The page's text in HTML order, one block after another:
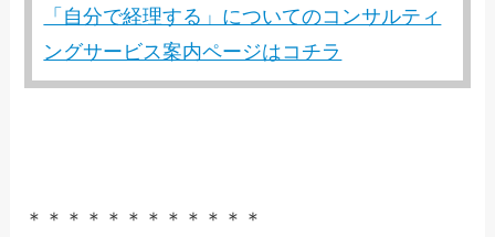
「自分で経理する」についてのコンサルティ
ングサービス案内ページはコチラ
＊＊＊＊＊＊＊＊＊＊＊＊